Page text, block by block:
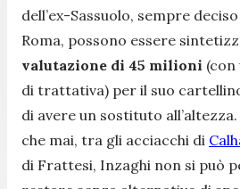
dell’ex-Sassuolo, sempre
Roma, possono essere
valutazione di 45 milioni
di trattativa) per il suo
di avere un sostituto
che mai, tra gli acciacchi di
di Frattesi, Inzaghi non si può